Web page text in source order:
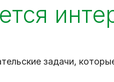
задачи,